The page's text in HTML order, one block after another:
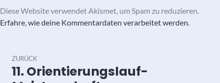
Diese Website verwendet Akismet, um Spam zu reduzieren.
Erfahre, wie deine Kommentardaten verarbeitet werden.
ZURÜCK
Vorheriger
Beitrag:
11. Orientierungslauf-